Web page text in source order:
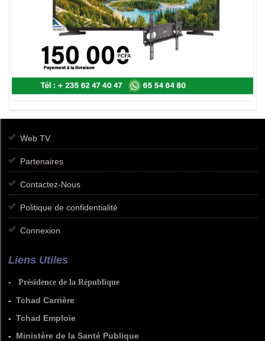
Web TV
Partenaires
Contactez-Nous
Politique de confidentialité
Connexion
Liens Utiles
- Présidence de la République
- Tchad Carrière
- Tchad Emploie
- Ministère de la Santé Publique